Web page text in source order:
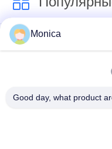
Термистор точности
НТК
стеклом термистор
Monica
Good day, what product